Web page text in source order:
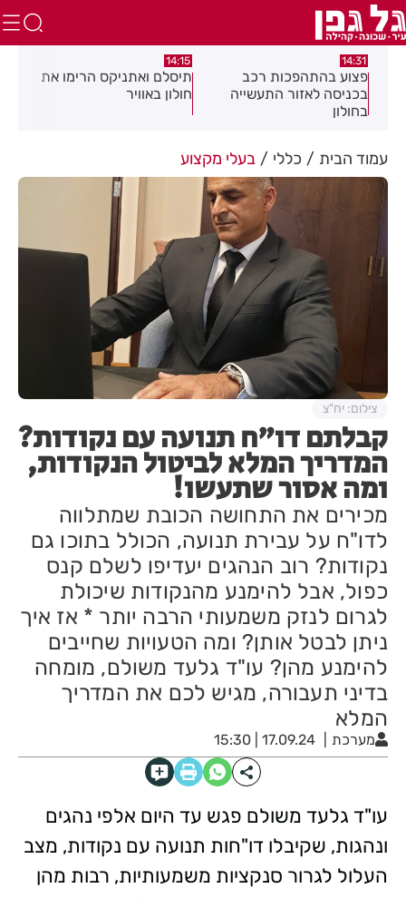
14:15
תיסלם ואתניקס הרימו את
חולון באוויר
13:05
פצוע בתאונת אופנוע במרכז
חולון
עמוד הבית כללי בעלי מקצוע
קבלתם דו"ח תנועה עם נקודות?
המדריך המלא לביטול הנקודות,
ומה אסור שתעשו!
מכירים את התחושה הכובת שמתלווה
לדו"ח על עבירת תנועה, הכולל בתוכו גם
נקודות? רוב הנהגים יעדיפו לשלם קנס
כפול, אבל להימנע מהנקודות שיכולת
לגרום לנזק משמעותי הרבה יותר * אז איך
ניתן לבטל אותן? ומה הטעויות שחייבים
להימנע מהן? עו"ד גלעד משולם, מומחה
בדיני תעבורה, מגיש לכם את המדריך
המלא
מערכת 17.09.24 | 15:30
צילום: יח"צ
עו"ד גלעד משולם פגש עד היום אלפי נהגים
ונהגות, שקיבלו דו"חות תנועה עם נקודות, מצב
העלול לגרור סנקציות משמעותיות, רבות מהן